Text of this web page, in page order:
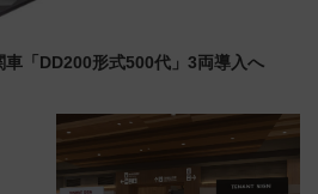
「DD200形式500代」3両導入へ